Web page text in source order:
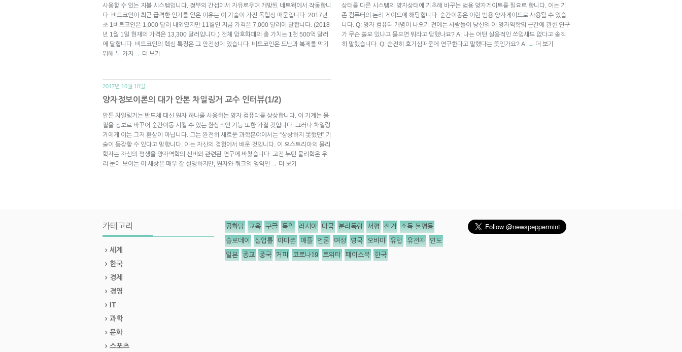
사용할 수 있는 지불 시스템입니다. 정부의 간섭에서 자유로우며 개방된 네트웍에서 작동합니
다. 비트코인이 최근 급격한 인기를 얻은 이유는 이 기술이 가진 독립성 때문입니다. 2017년
초 1비트코인은 1,000 달러 내외였지만 11월인 지금 가격은 7,000 달러에 달합니다. (2018
년 1월 1일 현재의 가격은 13,300 달러입니다.) 전체 암호화폐의 총 가치는 1천 500억 달러
에 달합니다. 비트코인의 핵심 특징은 그 안전성에 있습니다. 비트코인은 도난과 복제를 막기
위해 두 가지
→ 더 보기
상태를 다른 시스템의 양자상태에 기초해 바꾸는 범용 양자게이트를 필요로 합니다. 이는 기
존 컴퓨터의 논리 게이트에 해당합니다. 순간이동은 이런 범용 양자게이트로 사용될 수 있습
니다. Q: 양자 컴퓨터 개념이 나오기 전에는 사람들이 당신의 이 양자역학의 근간에 관한 연구
가 무슨 쓸모 있냐고 물으면 뭐라고 답했나요? A: 나는 어떤 실용적인 쓰임새도 없다고 솔직
히 말했습니다. Q: 순전히 호기심때문에 연구한다고 말했다는 뜻인가요? A: → 더 보기
2017년 10월 10일.
양자정보이론의 대가 안톤 차일링거 교수 인터뷰(1/2)
안톤 차일링거는 반도체 대신 원자 하나를 사용하는 양자 컴퓨터를 상상합니다. 이 기계는 물
질을 정보로 바꾸어 순간이동 시킬 수 있는 환상적인 기능 또한 가질 것입니다. 그러나 차일링
거에게 이는 그저 환상이 아닙니다. 그는 완전히 새로운 과학분야에서는 “상상하지 못했던” 기
술이 등장할 수 있다고 말합니다. 이는 자신의 경험에서 배운 것입니다. 이 오스트리아의 물리
학자는 자신의 평생을 양자역학의 신비와 관련된 연구에 바쳤습니다. 고전 뉴턴 물리학은 우
리 눈에 보이는 이 세상은 매우 잘 설명하지만, 원자와 쿼크의 영역인 → 더 보기
카테고리
세계
한국
경제
경영
IT
과학
문화
스포츠
공화당 교육 구글 독일 러시아 미국 분리독립 서평 선거 소득 불평등
슬로데이 실업률 아마존 애플 언론 여성 영국 오바마 유럽 유전자 인도
일본 종교 중국 커피 코로나19 트위터 페이스북 한국